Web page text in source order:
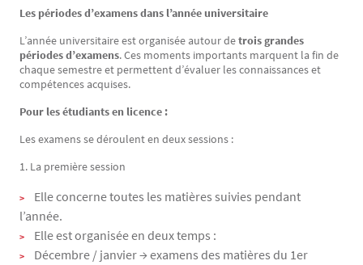
Les périodes d’examens dans l’année universitaire
L’année universitaire est organisée autour detrois grandes
périodes d’examens. Ces moments importants marquent la fin de
chaque semestre et permettent d’évaluer les connaissances et
compétences acquises.
Pour les étudiants en licence :
Les examens se déroulent en deux sessions :
1. La première session
Elle concerne toutes les matières suivies pendant
l’année.
Elle est organisée en deux temps :
Décembre / janvier → examens des matières du 1er